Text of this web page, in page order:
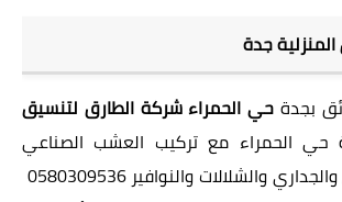
جدة
بجدة حي الحمراء شركة الطارق لتنسيق
الحمراء مع تركيب العشب الصناعي